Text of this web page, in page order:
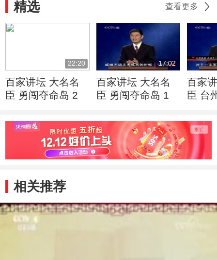
精选 查看更多
22:20
百家讲坛 大名名
臣 勇闯夺命岛 2
17:02
百家讲坛 大名名
臣 勇闯夺命岛 1
百家
臣 台
相关推荐